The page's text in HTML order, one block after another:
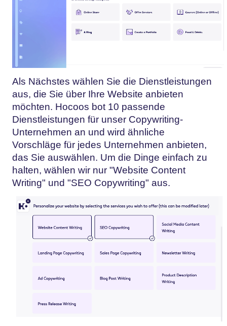
Als Nächstes wählen Sie die Dienstleistungen
aus, die Sie über Ihre Website anbieten
möchten. Hocoos bot 10 passende
Dienstleistungen für unser Copywriting-
Unternehmen an und wird ähnliche
Vorschläge für jedes Unternehmen anbieten,
das Sie auswählen. Um die Dinge einfach zu
halten, wählen wir nur "Website Content
Writing" und "SEO Copywriting" aus.